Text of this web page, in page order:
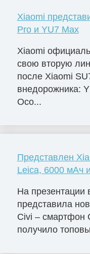
Xiaomi
Pro и YU7 Max
Xiaomi
свою вторую
после Xiaomi
внедорожника:
Осо...
Представлен
Leica, 6000 мАч
На презентации
представила
Civi – смартфон
получило